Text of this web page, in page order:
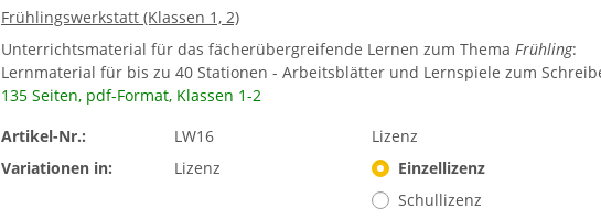
Frühlingswerkstatt (Klassen 1, 2)
Unterrichtsmaterial für das fächerübergreifende Lernen zum Thema Frühling:
Lernmaterial für bis zu 40 Stationen - Arbeitsblätter und Lernspiele zum
135 Seiten, pdf-Format, Klassen 1-2
Artikel-Nr.:
LW16
Variationen in:
Lizenz
Lizenz
Einzellizenz
Schullizenz